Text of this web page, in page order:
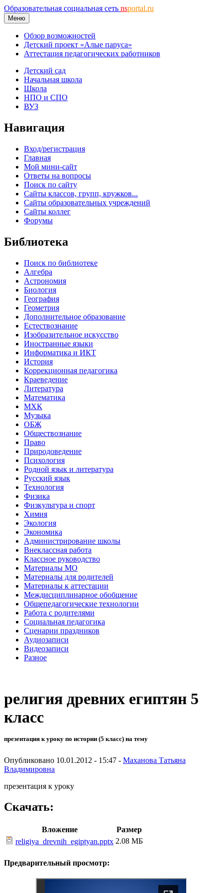
Образовательная социальная сеть nsportal.ru
Меню
Обзор возможностей
Детский проект «Алые паруса»
Аттестация педагогических работников
Детский сад
Начальная школа
Школа
НПО и СПО
ВУЗ
Навигация
Вход/регистрация
Главная
Мой мини-сайт
Ответы на вопросы
Поиск по сайту
Сайты классов, групп, кружков...
Сайты образовательных учреждений
Сайты коллег
Форумы
Библиотека
Поиск по библиотеке
Алгебра
Астрономия
Биология
География
Геометрия
Дополнительное образование
Естествознание
Изобразительное искусство
Иностранные языки
Информатика и ИКТ
История
Коррекционная педагогика
Краеведение
Литература
Математика
МХК
Музыка
ОБЖ
Обществознание
Право
Природоведение
Психология
Родной язык и литература
Русский язык
Технология
Физика
Физкультура и спорт
Химия
Экология
Экономика
Администрирование школы
Внеклассная работа
Классное руководство
Материалы МО
Материалы для родителей
Материалы к аттестации
Междисциплинарное обобщение
Общепедагогические технологии
Работа с родителями
Социальная педагогика
Сценарии праздников
Аудиозаписи
Видеозаписи
Разное
религия древних египтян 5
класс
презентация к уроку по истории (5 класс) на тему
Опубликовано 10.01.2012 - 15:47 - Маханова Татьяна
Владимировна
презентация к уроку
Скачать:
Вложение
Размер
religiya_drevnih_egiptyan.pptx 2.08 МБ
Предварительный просмотр: